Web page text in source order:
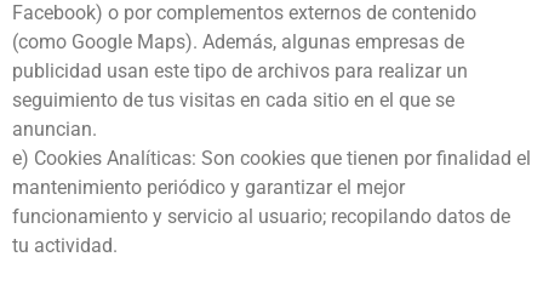
Facebook) o por complementos externos de contenido
(como Google Maps). Además, algunas empresas de
publicidad usan este tipo de archivos para realizar un
seguimiento de tus visitas en cada sitio en el que se
anuncian.
e) Cookies Analíticas: Son cookies que tienen por finalidad el
mantenimiento periódico y garantizar el mejor
funcionamiento y servicio al usuario; recopilando datos de
tu actividad.